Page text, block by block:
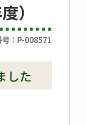
）
号：P-008571
した